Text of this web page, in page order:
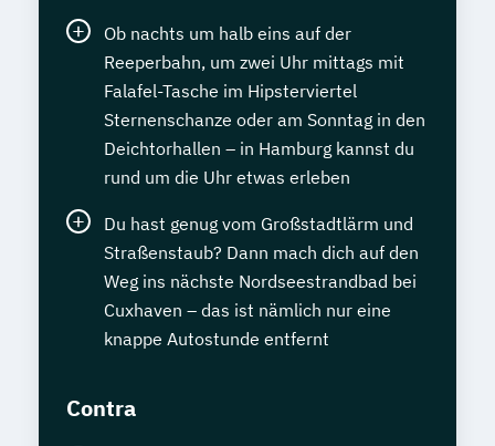
Ob nachts um halb eins auf der
Reeperbahn, um zwei Uhr mittags mit
Falafel-Tasche im Hipsterviertel
Sternenschanze oder am Sonntag in den
Deichtorhallen – in Hamburg kannst du
rund um die Uhr etwas erleben
Du hast genug vom Großstadtlärm und
Straßenstaub? Dann mach dich auf den
Weg ins nächste Nordseestrandbad bei
Cuxhaven – das ist nämlich nur eine
knappe Autostunde entfernt
Contra